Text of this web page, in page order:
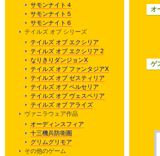
オ
ゲ
サモンナイト４
サモンナイト５
サモンナイト６
テイルズ オブ シリーズ
テイルズ オブ エクシリア
テイルズ オブ エクシリア 2
なりきりダンジョンX
テイルズ オブ ファンタジアX
テイルズ オブ ゼスティリア
テイルズ オブ ベルセリア
テイルズ オブ ヴェスペリア
テイルズ オブ アライズ
ヴァニラウェア作品
オーディンスフィア
十三機兵防衛圏
グリムグリモア
その他のゲーム